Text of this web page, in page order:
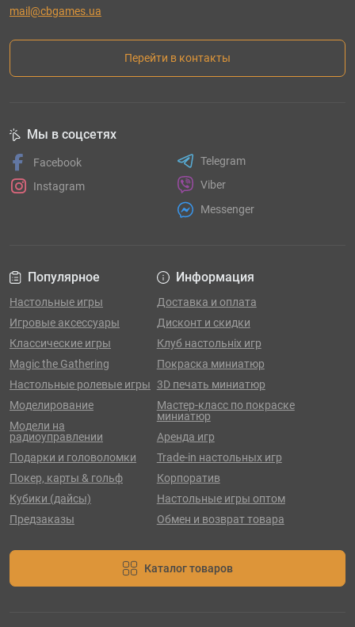
mail@cbgames.ua
Перейти в контакты
Популярное
Настольные игры
Игровые аксессуары
Классические игры
Magic the Gathering
Настольные ролевые игры
Моделирование
Модели на
радиоуправлении
Подарки и головоломки
Покер, карты & гольф
Кубики (дайсы)
Предзаказы
Информация
Доставка и оплата
Дисконт и скидки
Клуб настольніх игр
Покраска миниатюр
3D печать миниатюр
Мастер-класс по покраске
миниатюр
Аренда игр
Trade-in настольных игр
Корпоратив
Настольные игры оптом
Обмен и возврат товара
Каталог товаров
Мы в соцсетях
Facebook
Instagram
Telegram
Viber
Messenger